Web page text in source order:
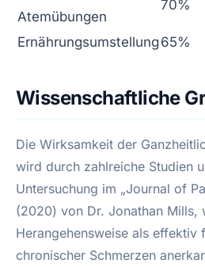
Atemübungen
70%
Ernährungsumstellung 65%
Wissenschaftliche
Die Wirksamkeit der
wird durch zahlreiche Studien
Untersuchung im „Journal of
(2020) von Dr. Jonathan Mills,
Herangehensweise als effektiv
chronischer Schmerzen